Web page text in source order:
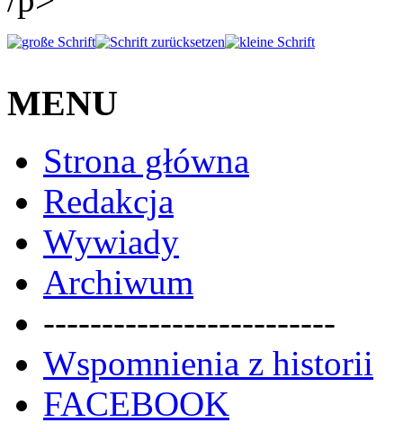
MENU
Strona główna
Redakcja
Wywiady
Archiwum
-------------------------
Wspomnienia z historii
FACEBOOK